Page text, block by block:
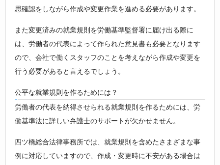
思確認をしながら作成や変更作業を進める必要があります。
また変更済みの就業規則を労働基準監督署に届け出る際に
は、労働者の代表によって作られた意見書も必要となります
ので、会社で働くスタッフのことを考えながら作成や変更を
行う必要があると言えるでしょう。
公平な就業規則を作るためには？
労働者の代表を納得させられる就業規則を作るためには、労
働基準法に詳しい弁護士のサポートが欠かせません。
四ツ橋総合法律事務所では、就業規則を含めたさまざまな事
例に対応していますので、作成・変更時に不安がある場合は